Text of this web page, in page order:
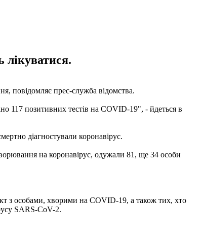
повідомляє прес-служба відомства.
117 позитивних тестів на COVID-19", - йдеться в
діагностували коронавірус.
на коронавірус, одужали 81, ще 34 особи
з особами, хворими на COVID-19, а також тих, хто
SARS-CoV-2.